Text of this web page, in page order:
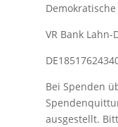
VR Bank Lahn-
Bei Spenden
ausgestellt.